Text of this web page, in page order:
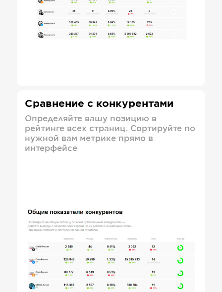
Сравнение с конкурентами
Определяйте вашу позицию в
рейтинге всех страниц. Сортируйте по
нужной вам метрике прямо в
интерфейсе